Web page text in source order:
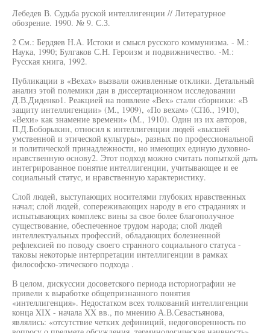
Лебедев В. Судьба руской интеллигенции // Литературное
обозрение. 1990. № 9. С.З.
2 См.: Бердяев Н.А. Истоки и смысл русского коммунизма. - М.:
Наука, 1990; Булгаков С.Н. Героизм и подвижничество. -М.:
Русская книга, 1992.
Публикации в «Вехах» вызвали оживленные отклики. Детальный
анализ этой полемики дан в диссертационном исследовании
Д.В.Диденко1. Реакцией на появлеие «Вех» стали сборники: «В
защиту интеллигенции» (М., 1909), «По вехам» (СПб., 1910),
«Вехи» как знамение времени» (М., 1910). Один из их авторов,
П.Д.Боборыкин, относил к интеллигенции людей «высшей
умственной и этической культуры», разных по профессиональной
и политической принадлежности, но имеющих единую духовно-
нравственную основу2. Этот подход можно считать попыткой дать
интегрированное понятие интеллигенции, учитывающее и ее
социальный статус, и нравственную характеристику.
Слой людей, выступающих носителями глубоких нравственных
начал; слой людей, сопереживающих народу в его страданиях и
испытывающих комплекс вины за свое более благополучное
существование, обеспеченное трудом народа; слой людей
интеллектуальных профессий, обладающих болезненной
рефлексией по поводу своего странного социального статуса -
таковы некоторые интерпретации интеллигенции в рамках
философско-этического подхода .
В целом, дискуссии досоветского периода историографии не
привели к выработке общепризнанного понятия
«интеллигенция». Недостатком всех толкований интеллигенции
конца XIX - начала XX вв., по мнению А.В.Севастьянова,
являлись: «отсутствие четких дефиниций, недоговоренность по